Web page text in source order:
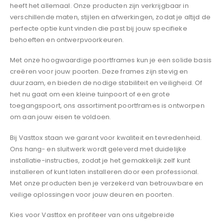
heeft het allemaal. Onze producten zijn verkrijgbaar in
verschillende maten, stijlen en afwerkingen, zodat je altijd de
perfecte optie kunt vinden die past bij jouw specifieke
behoeften en ontwerpvoorkeuren.
Met onze hoogwaardige poortframes kun je een solide basis
creëren voor jouw poorten. Deze frames zijn stevig en
duurzaam, en bieden de nodige stabiliteit en veiligheid. Of
het nu gaat om een kleine tuinpoort of een grote
toegangspoort, ons assortiment poortframes is ontworpen
om aan jouw eisen te voldoen.
Bij Vasttox staan we garant voor kwaliteit en tevredenheid.
Ons hang- en sluitwerk wordt geleverd met duidelijke
installatie-instructies, zodat je het gemakkelijk zelf kunt
installeren of kunt laten installeren door een professional.
Met onze producten ben je verzekerd van betrouwbare en
veilige oplossingen voor jouw deuren en poorten.
Kies voor Vasttox en profiteer van ons uitgebreide